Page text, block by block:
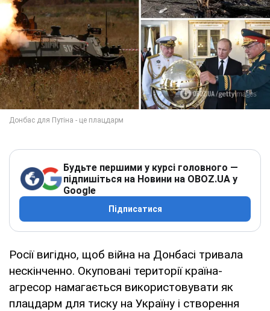
Будьте першими у курсі головного —
підпишіться на Новини на OBOZ.UA у
Google
Підписатися
Росії вигідно, щоб війна на Донбасі тривала
нескінченно. Окуповані території країна-
агресор намагається використовувати як
плацдарм для тиску на Україну і створення